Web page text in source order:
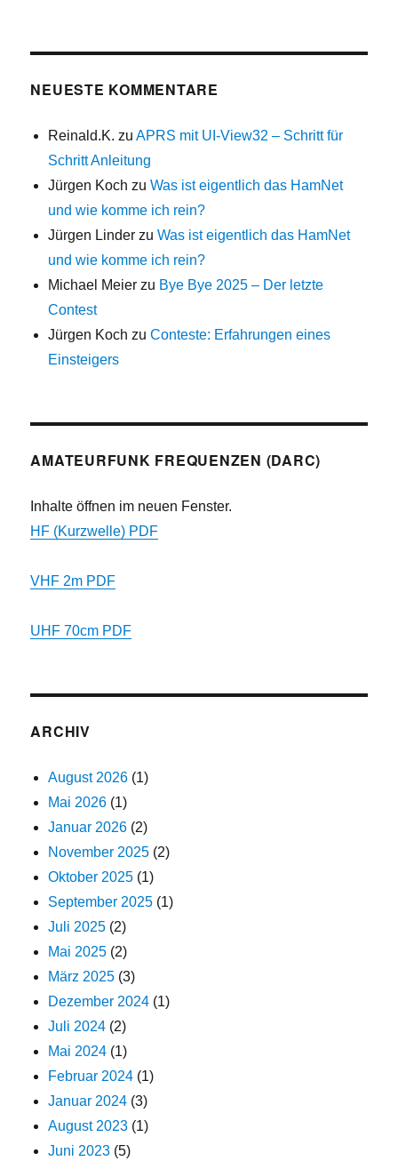
NEUESTE KOMMENTARE
Reinald.K. zuAPRS mit UI-View32 – Schritt für
Schritt Anleitung
Jürgen Koch zuWas ist eigentlich das HamNet
und wie komme ich rein?
Jürgen Linder zuWas ist eigentlich das HamNet
und wie komme ich rein?
Michael Meier zu Bye Bye 2025 – Der letzte
Contest
Jürgen Koch zuConteste: Erfahrungen eines
Einsteigers
AMATEURFUNK FREQUENZEN (DARC)
Inhalte öffnen im neuen Fenster.
HF (Kurzwelle) PDF
VHF 2m PDF
UHF 70cm PDF
ARCHIV
August 2026 (1)
Mai 2026 (1)
Januar 2026 (2)
November 2025 (2)
Oktober 2025 (1)
September 2025 (1)
Juli 2025 (2)
Mai 2025 (2)
März 2025 (3)
Dezember 2024 (1)
Juli 2024 (2)
Mai 2024 (1)
Februar 2024 (1)
Januar 2024 (3)
August 2023 (1)
Juni 2023 (5)